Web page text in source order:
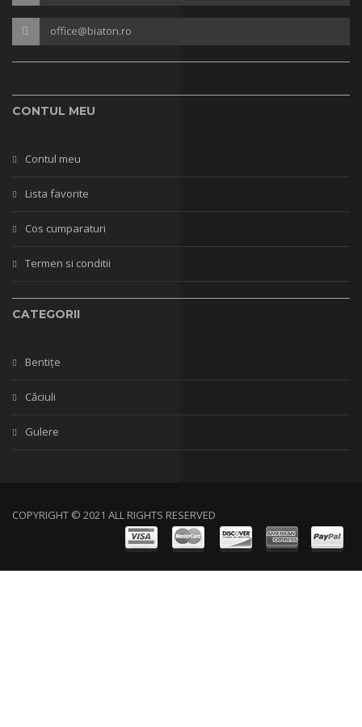
office@biaton.ro
CONTUL MEU
Contul meu
Lista favorite
Cos cumparaturi
Termen si conditii
CATEGORII
Bentițe
Căciuli
Gulere
COPYRIGHT © 2021 ALL RIGHTS RESERVED